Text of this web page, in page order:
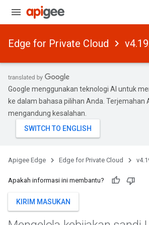
Edge for Private Cloud
Google menggunakan teknologi AI untuk
ke dalam bahasa pilihan Anda. Terjemahan
mengandung kesalahan.
Apigee Edge Edge for Private Cloud
Apakah informasi ini membantu?
KIRIM MASUKAN